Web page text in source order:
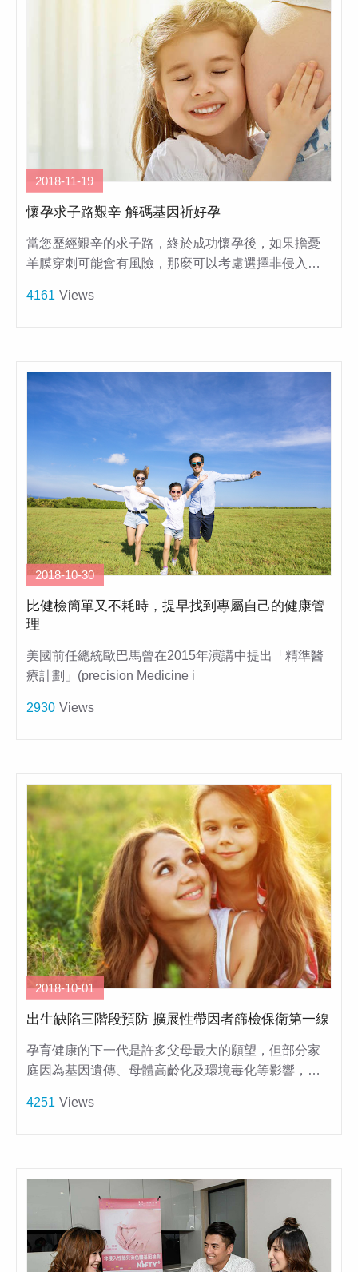
2018-11-19
懷孕求子路艱辛 解碼基因祈好孕
當您歷經艱辛的求子路，終於成功懷孕後，如果擔憂
羊膜穿刺可能會有風險，那麼可以考慮選擇非侵入…
4161 Views
2018-10-30
比健檢簡單又不耗時，提早找到專屬自己的健康管
理
美國前任總統歐巴馬曾在2015年演講中提出「精準醫
療計劃」(precision Medicine i
2930 Views
2018-10-01
出生缺陷三階段預防 擴展性帶因者篩檢保衛第一線
孕育健康的下一代是許多父母最大的願望，但部分家
庭因為基因遺傳、母體高齡化及環境毒化等影響，…
4251 Views